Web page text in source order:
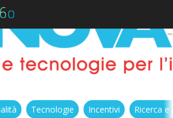
Tecnologie Incentivi Ricerca